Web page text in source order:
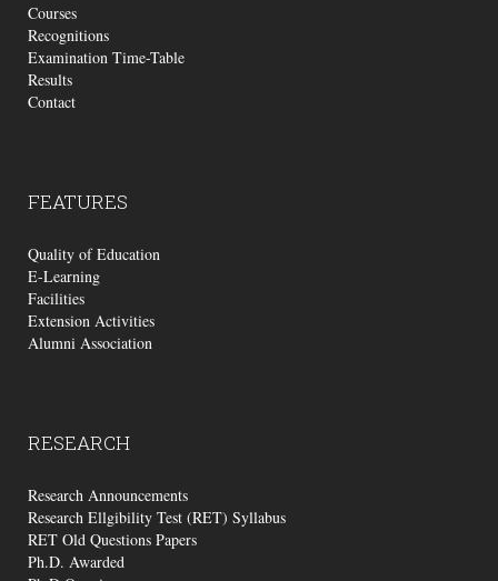
Courses
Recognitions
Examination Time-Table
Results
Contact
FEATURES
Quality of Education
E-Learning
Facilities
Extension Activities
Alumni Association
RESEARCH
Research Announcements
Research Ellgibility Test (RET) Syllabus
RET Old Questions Papers
Ph.D. Awarded